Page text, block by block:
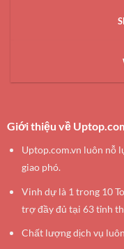
Giới thiệu về
Uptop.com.vn luôn nỗ
giao phó.
Vinh dự là 1 trong 10
trợ đầy đủ tại 63 tỉnh
Chất lượng dịch vụ